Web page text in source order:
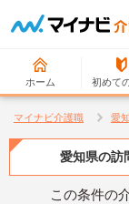
ホーム 初めて
マイナビ介護職 愛
愛知県の訪
この条件の